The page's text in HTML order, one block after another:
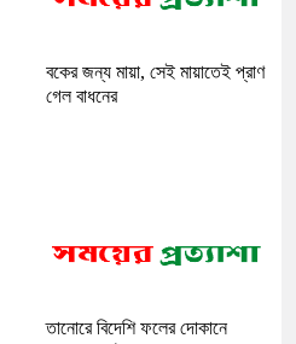
বকের জন্য মায়া, সেই মায়াতেই প্রাণ
গেল বাধনের
তানোরে বিদেশি ফলের দোকানে